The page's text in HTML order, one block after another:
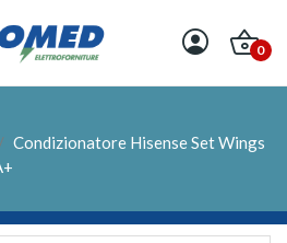
0
Condizionatore Hisense Set Wings